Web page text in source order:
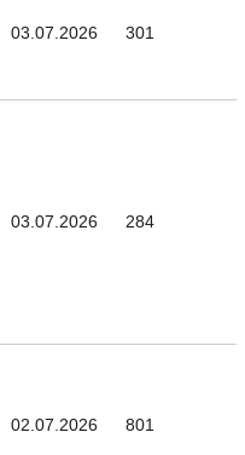
03.07.2026 301
03.07.2026 284
02.07.2026 801